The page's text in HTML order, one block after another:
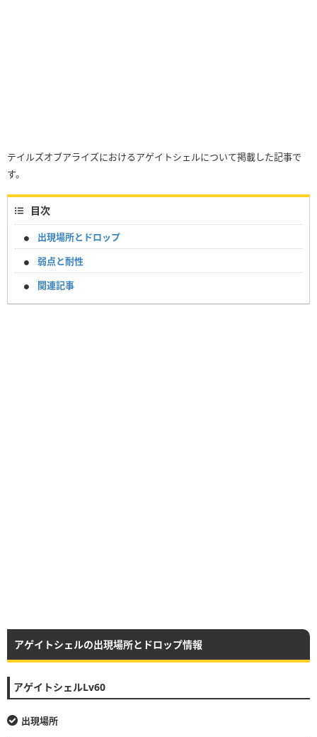
テイルズオブアライズにおけるアゲイトシェルについて掲載した記事で
す。
目次
出現場所とドロップ
弱点と耐性
関連記事
アゲイトシェルの出現場所とドロップ情報
アゲイトシェルLv60
出現場所